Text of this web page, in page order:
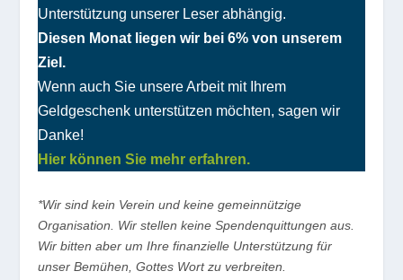
Unterstützung unserer Leser abhängig.
Diesen Monat liegen wir bei 6% von unserem
Ziel.
Wenn auch Sie unsere Arbeit mit Ihrem
Geldgeschenk unterstützen möchten, sagen wir
Danke!
Hier können Sie mehr erfahren.
*Wir sind kein Verein und keine gemeinnützige
Organisation. Wir stellen keine Spendenquittungen aus.
Wir bitten aber um Ihre finanzielle Unterstützung für
unser Bemühen, Gottes Wort zu verbreiten.